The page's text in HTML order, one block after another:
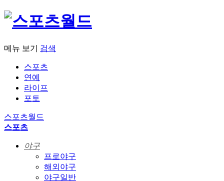
메뉴 보기 검색
스포츠
연예
라이프
포토
스포츠월드
스포츠
야구
프로야구
해외야구
야구일반